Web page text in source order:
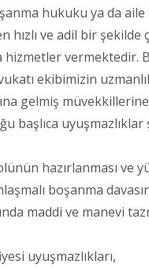
hukuku ya da
hızlı ve adil bir şekilde
hizmetler vermektedir.
ekibimizin
gelmiş
başlıca uyuşmazlıklar
hazırlanması ve
boşanma
maddi ve manevi
uyuşmazlıkları,